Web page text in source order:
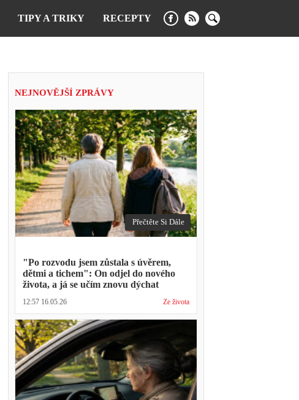
TIPY A TRIKY RECEPTY
NEJNOVĚJŠÍ ZPRÁVY
Přečtěte Si Dále
"Po rozvodu jsem zůstala s úvěrem,
dětmi a tichem": On odjel do nového
života, a já se učím znovu dýchat
12:57 16.05.26 Ze života